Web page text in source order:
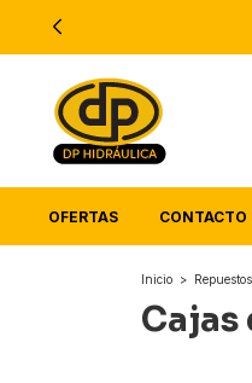
OFERTAS CONTACTO
Inicio >
Cajas